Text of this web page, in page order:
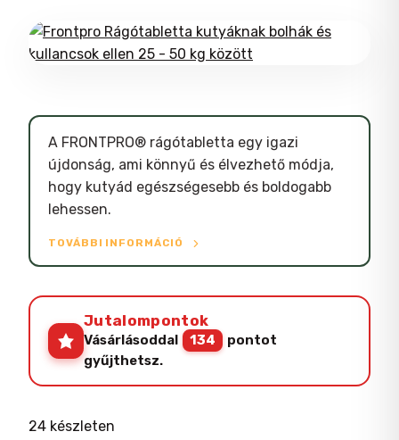
A FRONTPRO® rágótabletta egy igazi
újdonság, ami könnyű és élvezhető módja,
hogy kutyád egészségesebb és boldogabb
lehessen.
TOVÁBBI INFORMÁCIÓ
Jutalompontok
Vásárlásoddal 134
pontot
gyűjthetsz.
24 készleten